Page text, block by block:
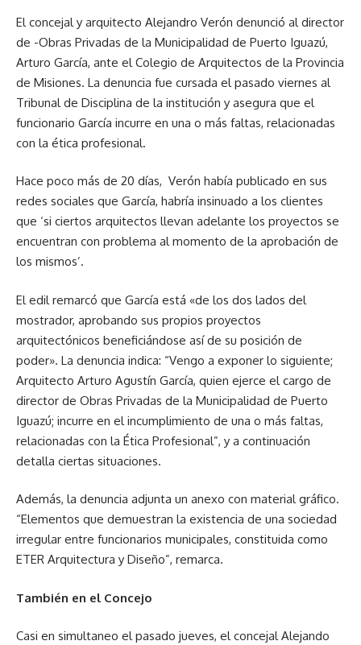
El concejal y arquitecto Alejandro Verón denunció al director
de -Obras Privadas de la Municipalidad de Puerto Iguazú,
Arturo García, ante el Colegio de Arquitectos de la Provincia
de Misiones. La denuncia fue cursada el pasado viernes al
Tribunal de Disciplina de la institución y asegura que el
funcionario García incurre en una o más faltas, relacionadas
con la ética profesional.
Hace poco más de 20 días, Verón había publicado en sus
redes sociales que García, habría insinuado a los clientes
que ‘si ciertos arquitectos llevan adelante los proyectos se
encuentran con problema al momento de la aprobación de
los mismos’.
El edil remarcó que García está «de los dos lados del
mostrador, aprobando sus propios proyectos
arquitectónicos beneficiándose así de su posición de
poder». La denuncia indica: “Vengo a exponer lo siguiente;
Arquitecto Arturo Agustín García, quien ejerce el cargo de
director de Obras Privadas de la Municipalidad de Puerto
Iguazú; incurre en el incumplimiento de una o más faltas,
relacionadas con la Ética Profesional”, y a continuación
detalla ciertas situaciones.
Además, la denuncia adjunta un anexo con material gráfico.
“Elementos que demuestran la existencia de una sociedad
irregular entre funcionarios municipales, constituida como
ETER Arquitectura y Diseño”, remarca.
También en el Concejo
Casi en simultaneo el pasado jueves, el concejal Alejando